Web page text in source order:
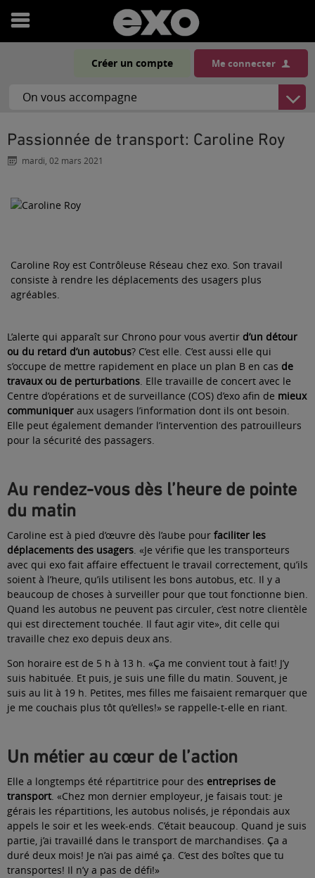
Ouvrir
menu
Créer un compte Me connecter
Passionnée de transport: Caroline Roy
mardi, 02 mars 2021
Caroline Roy est Contrôleuse Réseau chez exo. Son travail
consiste à rendre les déplacements des usagers plus
agréables.
L’alerte qui apparaît sur Chrono pour vous avertir d’un détour
ou du retard d’un autobus? C’est elle. C’est aussi elle qui
s’occupe de mettre rapidement en place un plan B en cas de
travaux ou de perturbations. Elle travaille de concert avec le
Centre d’opérations et de surveillance (COS) d’exo afin de mieux
communiquer aux usagers l’information dont ils ont besoin.
Elle peut également demander l’intervention des patrouilleurs
pour la sécurité des passagers.
Au rendez-vous dès l’heure de pointe
du matin
Caroline est à pied d’œuvre dès l’aube pour faciliter les
déplacements des usagers. «Je vérifie que les transporteurs
avec qui exo fait affaire effectuent le travail correctement, qu’ils
soient à l’heure, qu’ils utilisent les bons autobus, etc. Il y a
beaucoup de choses à surveiller pour que tout fonctionne bien.
Quand les autobus ne peuvent pas circuler, c’est notre clientèle
qui est directement touchée. Il faut agir vite», dit celle qui
travaille chez exo depuis deux ans.
Son horaire est de 5 h à 13 h. «Ça me convient tout à fait! J’y
suis habituée. Et puis, je suis une fille du matin. Souvent, je
suis au lit à 19 h. Petites, mes filles me faisaient remarquer que
je me couchais plus tôt qu’elles!» se rappelle-t-elle en riant.
Un métier au cœur de l’action
Elle a longtemps été répartitrice pour des entreprises de
transport. «Chez mon dernier employeur, je faisais tout: je
gérais les répartitions, les autobus nolisés, je répondais aux
appels le soir et les week-ends. C’était beaucoup. Quand je suis
partie, j’ai travaillé dans le transport de marchandises. Ça a
duré deux mois! Je n’ai pas aimé ça. C’est des boîtes que tu
transportes! Il n’y a pas de défi!»